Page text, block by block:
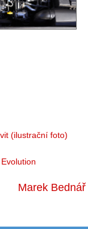
(ilustrační foto)
Marek Bednář